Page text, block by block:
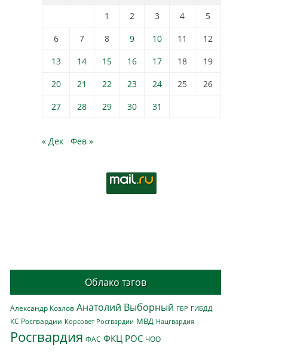
1
2 3 4
5
6
7 8 9 10 11
12
13
14 15 16 17 18
19
20
21 22 23 24 25
26
27
28 29 30 31
« Дек Фев »
Облако тэгов
Александр Козлов Анатолий Выборный ГБР ГИБДД
КС Росгвардии Корсовет Росгвардии МВД Нацгвардия
Росгвардия ФАС ФКЦ РОС ЧОО